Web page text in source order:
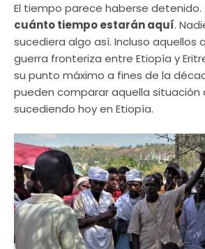
El tiempo parece haberse detenido.
cuánto tiempo estarán aquí.
sucediera algo así. Incluso aquellos
guerra fronteriza entre Etiopía y
su punto máximo a fines de la
pueden comparar aquella situación
sucediendo hoy en Etiopía.